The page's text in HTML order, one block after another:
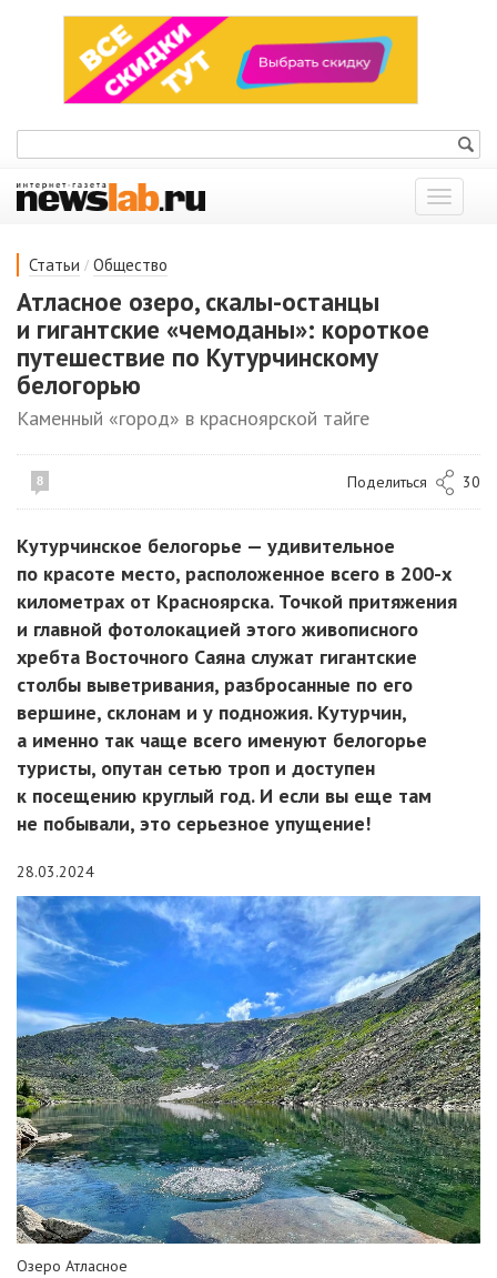
Показать
меню
Статьи / Общество
Атласное озеро, скалы-останцы
и гигантские «чемоданы»: короткое
путешествие по Кутурчинскому
белогорью
Каменный «город» в красноярской тайге
8 Поделиться 30
Кутурчинское белогорье — удивительное
по красоте место, расположенное всего в 200-х
километрах от Красноярска. Точкой притяжения
и главной фотолокацией этого живописного
хребта Восточного Саяна служат гигантские
столбы выветривания, разбросанные по его
вершине, склонам и у подножия. Кутурчин,
а именно так чаще всего именуют белогорье
туристы, опутан сетью троп и доступен
к посещению круглый год. И если вы еще там
не побывали, это серьезное упущение!
28.03.2024
Озеро Атласное